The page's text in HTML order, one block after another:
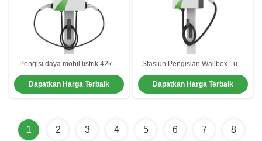
Pengisi daya mobil listrik 42kW
AC/DC untuk parkir mobil
Dapatkan Harga Terbaik
Stasiun Pengisian Wallbox Luar
Ruang Pengisian Mobil Listrik
Cepat Untuk Umum
Dapatkan Harga Terbaik
1 2 3 4 5 6 7 8